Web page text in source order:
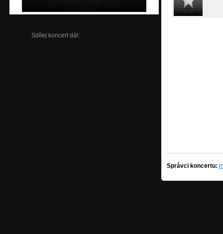
Sdílej koncert dál:
Správci koncertu: